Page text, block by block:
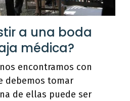
a una boda
médica?
encontramos con
debemos tomar
de ellas puede ser